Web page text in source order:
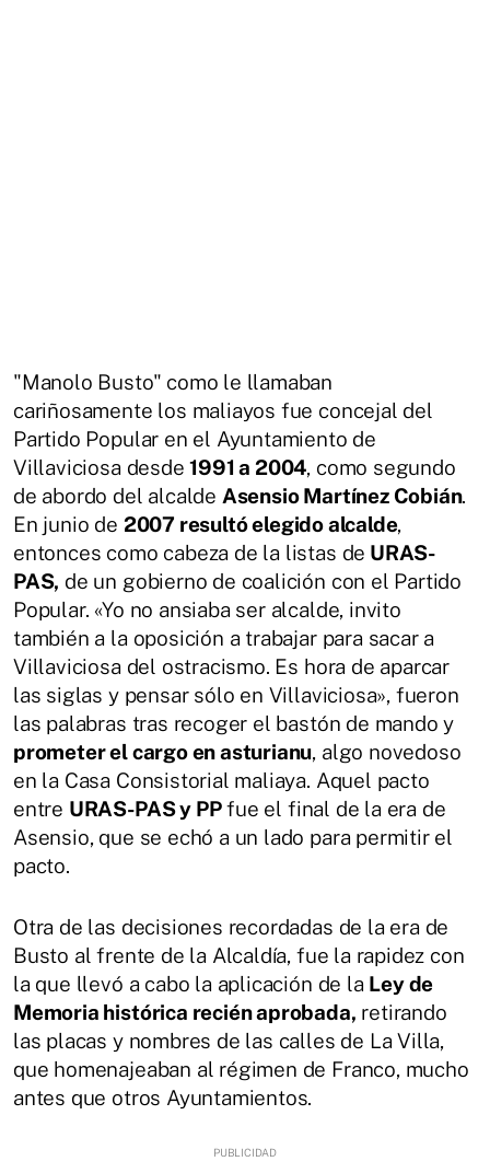
"Manolo Busto" como le llamaban
cariñosamente los maliayos fue concejal del
Partido Popular en el Ayuntamiento de
Villaviciosa desde1991 a 2004, como segundo
de abordo del alcalde Asensio Martínez Cobián.
En junio de 2007 resultó elegido alcalde,
entonces como cabeza de la listas de URAS-
PAS, de un gobierno de coalición con el Partido
Popular. «Yo no ansiaba ser alcalde, invito
también a la oposición a trabajar para sacar a
Villaviciosa del ostracismo. Es hora de aparcar
las siglas y pensar sólo en Villaviciosa», fueron
las palabras tras recoger el bastón de mando y
prometer el cargo en asturianu, algo novedoso
en la Casa Consistorial maliaya. Aquel pacto
entre URAS-PAS y PPfue el final de la era de
Asensio, que se echó a un lado para permitir el
pacto.
Otra de las decisiones recordadas de la era de
Busto al frente de la Alcaldía, fue la rapidez con
la que llevó a cabo la aplicación de la Ley de
Memoria histórica recién aprobada, retirando
las placas y nombres de las calles de La Villa,
que homenajeaban al régimen de Franco, mucho
antes que otros Ayuntamientos.